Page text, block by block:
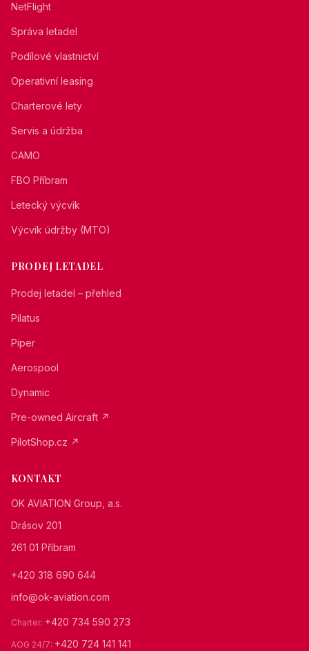
NetFlight
Správa letadel
Podílové vlastnictví
Operativní leasing
Charterové lety
Servis a údržba
CAMO
FBO Příbram
Letecký výcvik
Výcvik údržby (MTO)
PRODEJ LETADEL
Prodej letadel – přehled
Pilatus
Piper
Aerospool
Dynamic
Pre-owned Aircraft ↗
PilotShop.cz ↗
KONTAKT
OK AVIATION Group, a.s.
Drásov 201
261 01 Příbram
+420 318 690 644
info@ok-aviation.com
Charter: +420 734 590 273
AOG 24/7: +420 724 141 141